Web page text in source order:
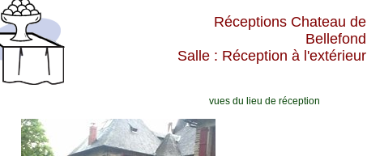
Réceptions Chateau de
Bellefond
Salle : Réception à l'extérieur
vues du lieu de réception